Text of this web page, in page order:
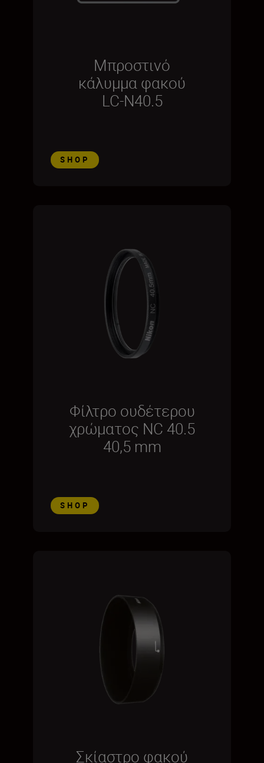
Μπροστινό
κάλυμμα φακού
LC-N40.5
SHOP
Φίλτρο ουδέτερου
χρώματος NC 40.5
40,5 mm
SHOP
Σκίαστρο φακού